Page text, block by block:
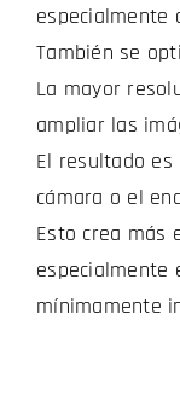
especialmente
También se
La mayor
ampliar las
El resultado
cámara o el
Esto crea más
especialmente
mínimamente